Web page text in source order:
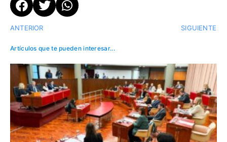
ANTERIOR SIGUIENTE
Artículos que te pueden interesar...